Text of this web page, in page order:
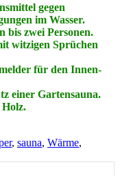
gegen
im Wasser.
bis zwei Personen.
witzigen Sprüchen
für den Innen-
einer Gartensauna.
Holz.
, sauna, Wärme,